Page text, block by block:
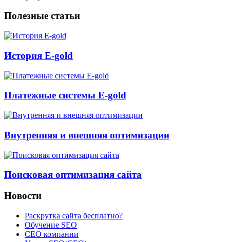
Полезные статьи
История E-gold
Платежные системы E-gold
Внутренняя и внешняя оптимизации
Поисковая оптимизация сайта
Новости
Раскрутка сайта бесплатно?
Обучение SEO
CEO компании